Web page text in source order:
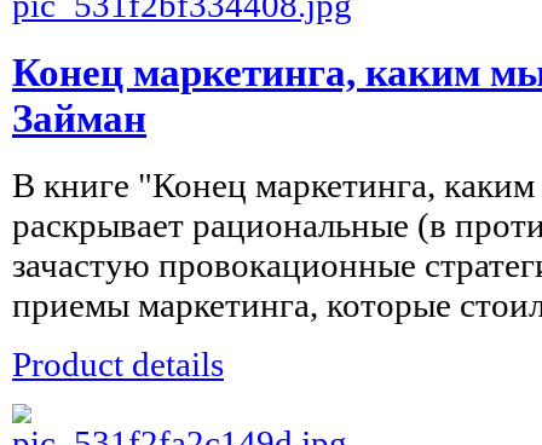
Конец маркетинга, каким
Займан
В книге "Конец маркетинга,
раскрывает рациональные (в
зачастую провокационные
приемы маркетинга, которые
Product details